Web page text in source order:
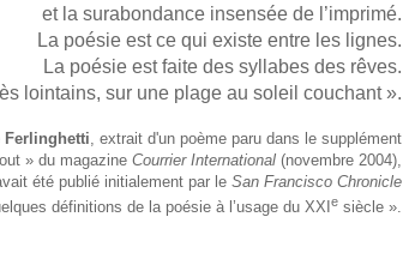
et la surabondance insensée de l’imprimé.
La poésie est ce qui existe entre les lignes.
La poésie est faite des syllabes des rêves.
lointains, sur une plage au soleil couchant ».
Ferlinghetti, extrait d'un poème paru dans le supplément
» du magazine Courrier International (novembre 2004),
été publié initialement par le San Francisco Chronicle
définitions de la poésie à l’usage du XXI e siècle ».